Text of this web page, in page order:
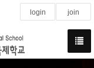
login join